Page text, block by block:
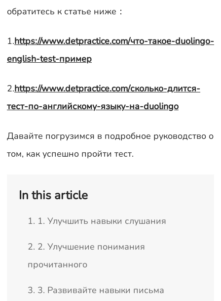
обратитесь к статье ниже：
1.https://www.detpractice.com/что-такое-duolingo-
english-test-пример
2.https://www.detpractice.com/сколько-длится-
тест-по-английскому-языку-на-duolingo
Давайте погрузимся в подробное руководство о
том, как успешно пройти тест.
In this article
1. 1. Улучшить навыки слушания
2. 2. Улучшение понимания
прочитанного
3. 3. Развивайте навыки письма